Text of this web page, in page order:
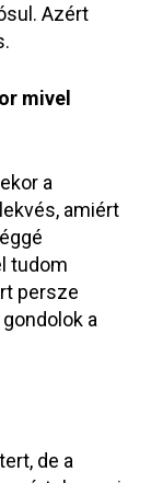
Azért
mivel
a
amiért
tudom
persze
a
de a